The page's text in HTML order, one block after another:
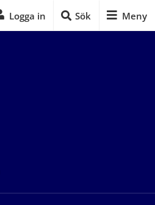
Logga in Sök Meny